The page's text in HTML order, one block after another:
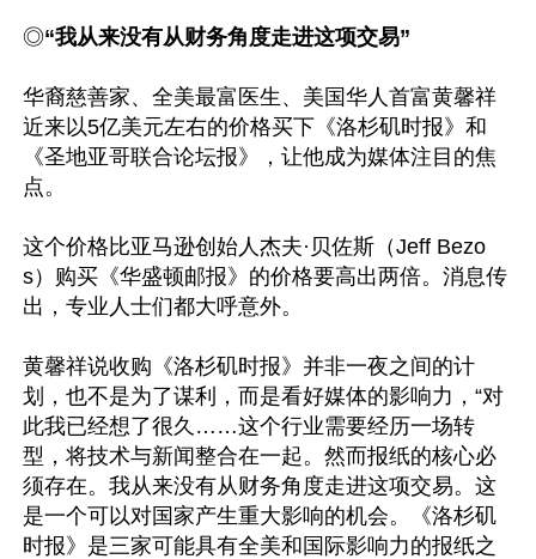
◎“我从来没有从财务角度走进这项交易”
华裔慈善家、全美最富医生、美国华人首富黄馨祥
近来以5亿美元左右的价格买下《洛杉矶时报》和
《圣地亚哥联合论坛报》，让他成为媒体注目的焦
点。
这个价格比亚马逊创始人杰夫·贝佐斯（Jeff Bezo
s）购买《华盛顿邮报》的价格要高出两倍。消息传
出，专业人士们都大呼意外。
黄馨祥说收购《洛杉矶时报》并非一夜之间的计
划，也不是为了谋利，而是看好媒体的影响力，“对
此我已经想了很久……这个行业需要经历一场转
型，将技术与新闻整合在一起。然而报纸的核心必
须存在。我从来没有从财务角度走进这项交易。这
是一个可以对国家产生重大影响的机会。《洛杉矶
时报》是三家可能具有全美和国际影响力的报纸之